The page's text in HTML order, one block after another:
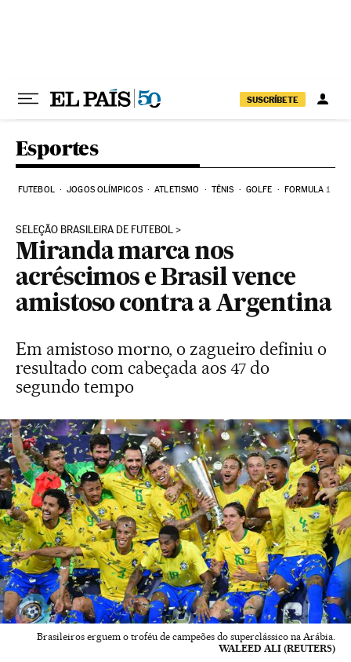
SUSCRÍBETE
Esportes
FUTEBOL JOGOS OLÍMPICOS ATLETISMO TÊNIS GOLFE FORMULA 1
SELEÇÃO BRASILEIRA DE FUTEBOL
Miranda marca nos
acréscimos e Brasil vence
amistoso contra a Argentina
Em amistoso morno, o zagueiro definiu o
resultado com cabeçada aos 47 do
segundo tempo
Brasileiros erguem o troféu de campeões do superclássico na Arábia.
WALEED ALI (REUTERS)